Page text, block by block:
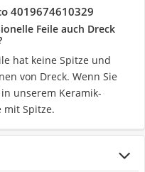
4019674610329
Feile auch Dreck
hat keine Spitze und
von Dreck. Wenn Sie
unserem Keramik-
mit Spitze.